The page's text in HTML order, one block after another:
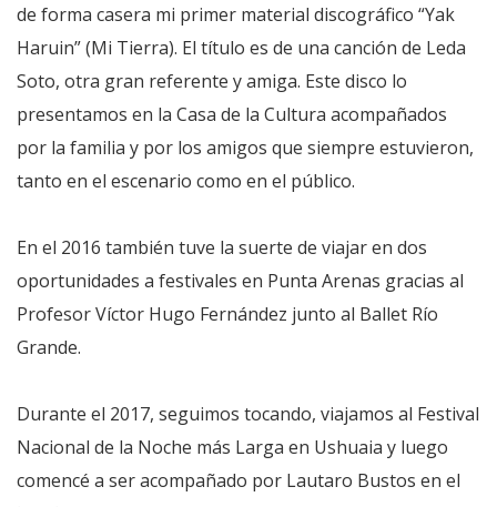
de forma casera mi primer material discográfico “Yak
Haruin” (Mi Tierra). El título es de una canción de Leda
Soto, otra gran referente y amiga. Este disco lo
presentamos en la Casa de la Cultura acompañados
por la familia y por los amigos que siempre estuvieron,
tanto en el escenario como en el público.
En el 2016 también tuve la suerte de viajar en dos
oportunidades a festivales en Punta Arenas gracias al
Profesor Víctor Hugo Fernández junto al Ballet Río
Grande.
Durante el 2017, seguimos tocando, viajamos al Festival
Nacional de la Noche más Larga en Ushuaia y luego
comencé a ser acompañado por Lautaro Bustos en el